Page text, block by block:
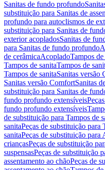
Sanitas de fundo profundo
substituição para Sanitas de
profundo para autoclismos de
substituição para Sanitas de
exterior acopladosSanitas de
para Sanitas de fundo profundo
de cerâmicaAcopladoTampos de
Tampos de sanitaTampos de
Tampos de sanitaSanitas versão
Sanitas versão ComfortSanitas
substituição para Sanitas de
fundo profundo extensíveis
fundo profundo extensíveis
de substituição para Tampos de
sanitaPeças de substituição para
sanitaPeças de substituição para
criançasPeças de substituição
suspensasPeças de substituição
assentamento ao chãoPeças de